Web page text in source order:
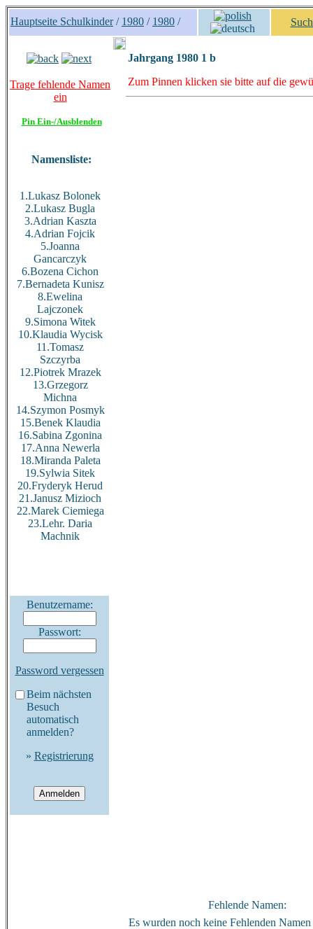
Hauptseite Schulkinder/ 1980 / 1980 /
Trage fehlende Namen
ein
Pin Ein-/Ausblenden
Namensliste:
1.Lukasz Bolonek
2.Lukasz Bugla
3.Adrian Kaszta
4.Adrian Fojcik
5.Joanna
Gancarczyk
6.Bozena Cichon
7.Bernadeta Kunisz
8.Ewelina
Lajczonek
9.Simona Witek
10.Klaudia Wycisk
11.Tomasz
Szczyrba
12.Piotrek Mrazek
13.Grzegorz
Michna
14.Szymon Posmyk
15.Benek Klaudia
16.Sabina Zgonina
17.Anna Newerla
18.Miranda Paleta
19.Sylwia Sitek
20.Fryderyk Herud
21.Janusz Mizioch
22.Marek Ciemiega
23.Lehr. Daria
Machnik
Benutzername:
Passwort:
Password vergessen
Beim nächsten
Besuch
automatisch
anmelden?
» Registrierung
Jahrgang 1980 1 b
Zum Pinnen klicken sie bitte auf die
Fehlende Namen:
Es wurden noch keine Fehlenden Namen